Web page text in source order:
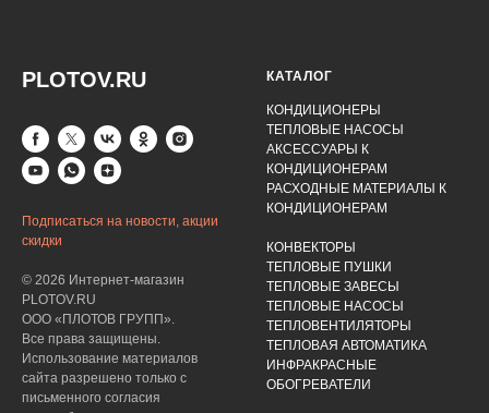
PLOTOV.RU
Подписаться на новости, акции
скидки
© 2026 Интернет-магазин
PLOTOV.RU
ООО «ПЛОТОВ ГРУПП».
Все права защищены.
Использование материалов
сайта разрешено только с
письменного согласия
КАТАЛОГ
КОНДИЦИОНЕРЫ
ТЕПЛОВЫЕ НАСОСЫ
АКСЕССУАРЫ К
КОНДИЦИОНЕРАМ
РАСХОДНЫЕ МАТЕРИАЛЫ К
КОНДИЦИОНЕРАМ
КОНВЕКТОРЫ
ТЕПЛОВЫЕ ПУШКИ
ТЕПЛОВЫЕ ЗАВЕСЫ
ТЕПЛОВЫЕ НАСОСЫ
ТЕПЛОВЕНТИЛЯТОРЫ
ТЕПЛОВАЯ АВТОМАТИКА
ИНФРАКРАСНЫЕ
ОБОГРЕВАТЕЛИ